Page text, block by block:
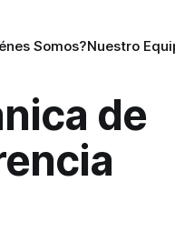
Somos?Nuestro
de